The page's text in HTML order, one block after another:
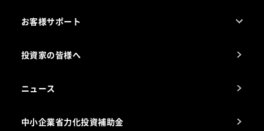
電気・ガス別厨房機器
お客様サポート
アフターサービスお問合せ先
海外出店をご検討のお客様へ
投資家の皆様へ
ニュース
中小企業省力化投資補助金